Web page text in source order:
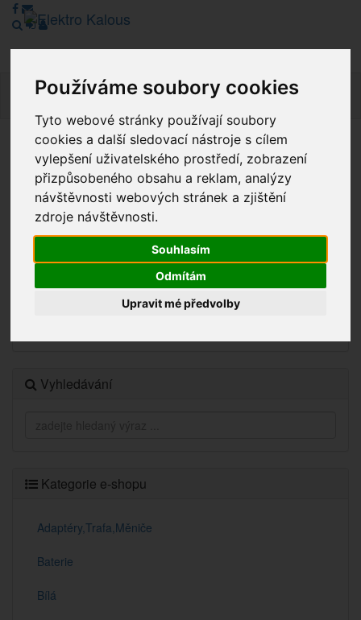
Používáme soubory cookies
Tyto webové stránky používají soubory
cookies a další sledovací nástroje s cílem
vylepšení uživatelského prostředí, zobrazení
přizpůsobeného obsahu a reklam, analýzy
návštěvnosti webových stránek a zjištění
zdroje návštěvnosti.
Souhlasím
Odmítám
Upravit mé předvolby
Vážení zákazníci, v tuto chvíli je Náš internetový obchod v
režimu Katalogu. Objednávky on-line nyní nelze vyřídit.
Děkujeme za pochopení.
Novinky
Vyhledávání
Kategorie e-shopu
Adaptéry,Trafa,Měniče
Baterie
Bílá